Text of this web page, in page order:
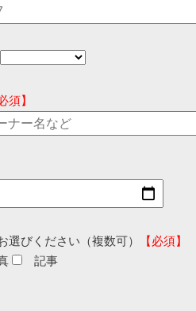
須】
選びください（複数可）
【必須】
記事